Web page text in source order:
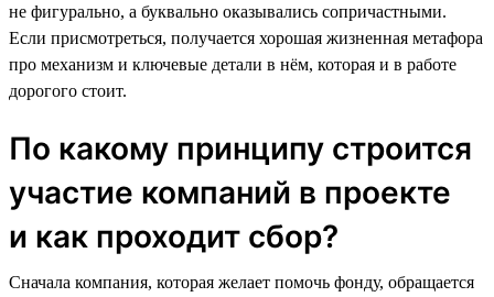
не фигурально, а буквально оказывались сопричастными.
Если присмотреться, получается хорошая жизненная метафора
про механизм и ключевые детали в нём, которая и в работе
дорогого стоит.
По какому принципу строится
участие компаний в проекте
и как проходит сбор?
Сначала компания, которая желает помочь фонду, обращается